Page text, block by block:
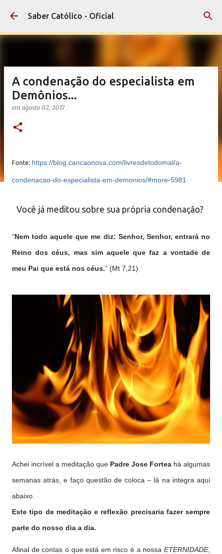
Pular para o conteúdo principal
Saber Católico - Oficial
A condenação do especialista em
Demônios...
em agosto 02, 2017
Fonte: https://blog.cancaonova.com/livresdetodomal/a-
condenacao-do-especialista-em-demonios/#more-5981
Você já meditou sobre sua própria condenação?
“Nem todo aquele que me diz: Senhor, Senhor, entrará no
Reino dos céus, mas sim aquele que faz a vontade de
meu Pai que está nos céus.” (Mt 7,21)
Achei incrível a meditação que Padre Jose Fortea há algumas
semanas atrás, e faço questão de coloca – lá na integra aqui
abaixo.
Este tipo de meditação e reflexão precisaria fazer sempre
parte do nosso dia a dia.
Afinal de contas o que está em risco é a nossa ETERNIDADE,